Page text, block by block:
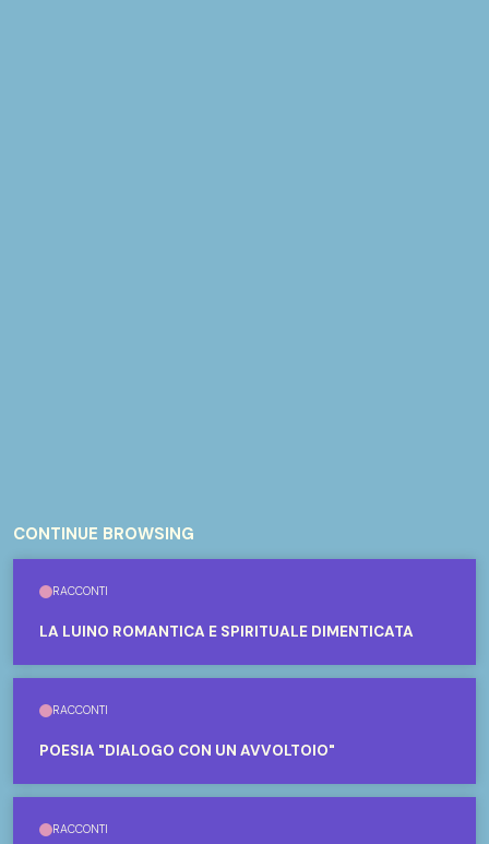
CONTINUE BROWSING
RACCONTI
LA LUINO ROMANTICA E SPIRITUALE DIMENTICATA
RACCONTI
POESIA "DIALOGO CON UN AVVOLTOIO"
RACCONTI